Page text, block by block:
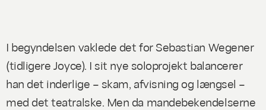
I begyndelsen vaklede det for Sebastian Wegener
(tidligere Joyce). I sit nye soloprojekt balancerer
han det inderlige – skam, afvisning og længsel –
med det teatralske. Men da mandebekendelserne